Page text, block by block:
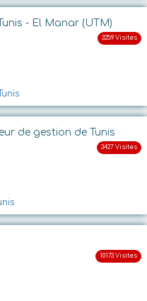
- El Manar (UTM)
de gestion de Tunis